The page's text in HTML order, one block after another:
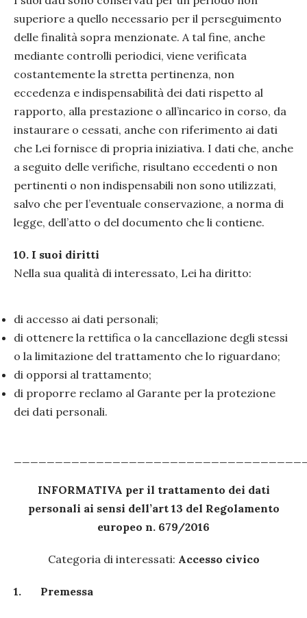
superiore a quello necessario per il perseguimento
delle finalità sopra menzionate. A tal fine, anche
mediante controlli periodici, viene verificata
costantemente la stretta pertinenza, non
eccedenza e indispensabilità dei dati rispetto al
rapporto, alla prestazione o all’incarico in corso, da
instaurare o cessati, anche con riferimento ai dati
che Lei fornisce di propria iniziativa. I dati che, anche
a seguito delle verifiche, risultano eccedenti o non
pertinenti o non indispensabili non sono utilizzati,
salvo che per l’eventuale conservazione, a norma di
legge, dell’atto o del documento che li contiene.
10. I suoi diritti
Nella sua qualità di interessato, Lei ha diritto:
di accesso ai dati personali;
di ottenere la rettifica o la cancellazione degli stessi
o la limitazione del trattamento che lo riguardano;
di opporsi al trattamento;
di proporre reclamo al Garante per la protezione
dei dati personali.
INFORMATIVA per il trattamento dei dati
personali ai sensi dell’art 13 del Regolamento
europeo n. 679/2016
Categoria di interessati: Accesso civico
1. Premessa